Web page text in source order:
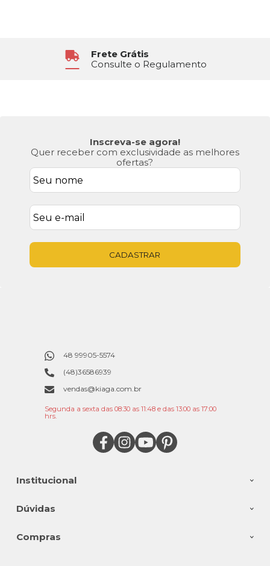
Frete Grátis
Consulte o Regulamento
Inscreva-se agora!
Quer receber com exclusividade as melhores
ofertas?
CADASTRAR
Institucional
Dúvidas
Compras
48 99905-5574
(48)36586939
vendas@kiaga.com.br
Segunda a sexta das 08:30 as 11:48 e das 13:00 as 17:00
hrs.